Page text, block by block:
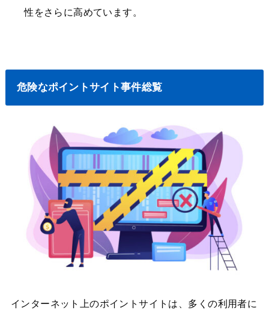
性をさらに高めています。
危険なポイントサイト事件総覧
インターネット上のポイントサイトは、多くの利用者に